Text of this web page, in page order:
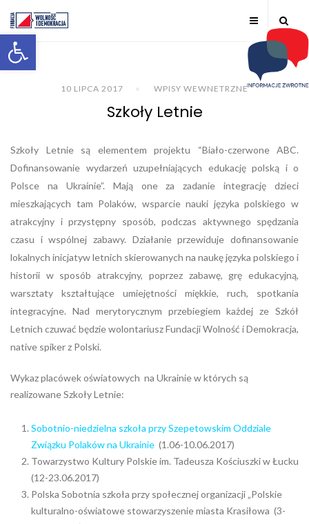
Otwórz pasek narzędzi
10 LIPCA 2017 WPISY WEWNETRZNE
Szkoły Letnie
Szkoły Letnie są elementem projektu “Biało-czerwone ABC.
Dofinansowanie wydarzeń uzupełniających edukację polską i o
Polsce na Ukrainie”. Mają one za zadanie integrację dzieci
mieszkających tam Polaków, wsparcie nauki języka polskiego w
atrakcyjny i przystępny sposób, podczas aktywnego spędzania
czasu i wspólnej zabawy. Działanie przewiduje dofinansowanie
lokalnych inicjatyw letnich skierowanych na naukę języka polskiego i
historii w sposób atrakcyjny, poprzez zabawę, grę edukacyjną,
warsztaty kształtujące umiejętności miękkie, ruch, spotkania
integracyjne. Nad merytorycznym przebiegiem każdej ze Szkół
Letnich czuwać będzie wolontariusz Fundacji Wolność i Demokracja,
native spiker z Polski.
Wykaz placówek oświatowych na Ukrainie w których są
realizowane Szkoły Letnie:
Sobotnio-niedzielna szkoła przy Szepetowskim Oddziale
Związku Polaków na Ukrainie (1.06-10.06.2017)
Towarzystwo Kultury Polskie im. Tadeusza Kościuszki w Łucku
(12-23.06.2017)
Polska Sobotnia szkoła przy społecznej organizacji „Polskie
kulturalno-oświatowe stowarzyszenie miasta Krasiłowa (3-